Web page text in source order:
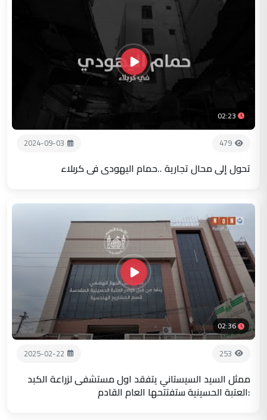
02:23
479
2024-09-03
تحول إلى محال تجارية ..حمام اليهودي في كربلاء
02:36
253
2025-02-22
ممثل السيد السيستاني يتفقد اول مستشفى لزراعة الكبد
:العتبة الحسينية ستفتتحها العام القادم